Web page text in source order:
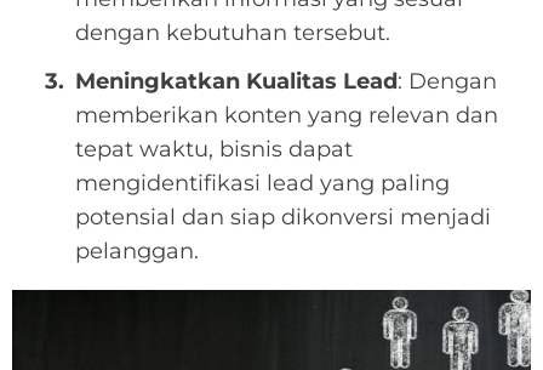
dengan kebutuhan tersebut.
Meningkatkan Kualitas Lead: Dengan
memberikan konten yang relevan dan
tepat waktu, bisnis dapat
mengidentifikasi lead yang paling
potensial dan siap dikonversi menjadi
pelanggan.